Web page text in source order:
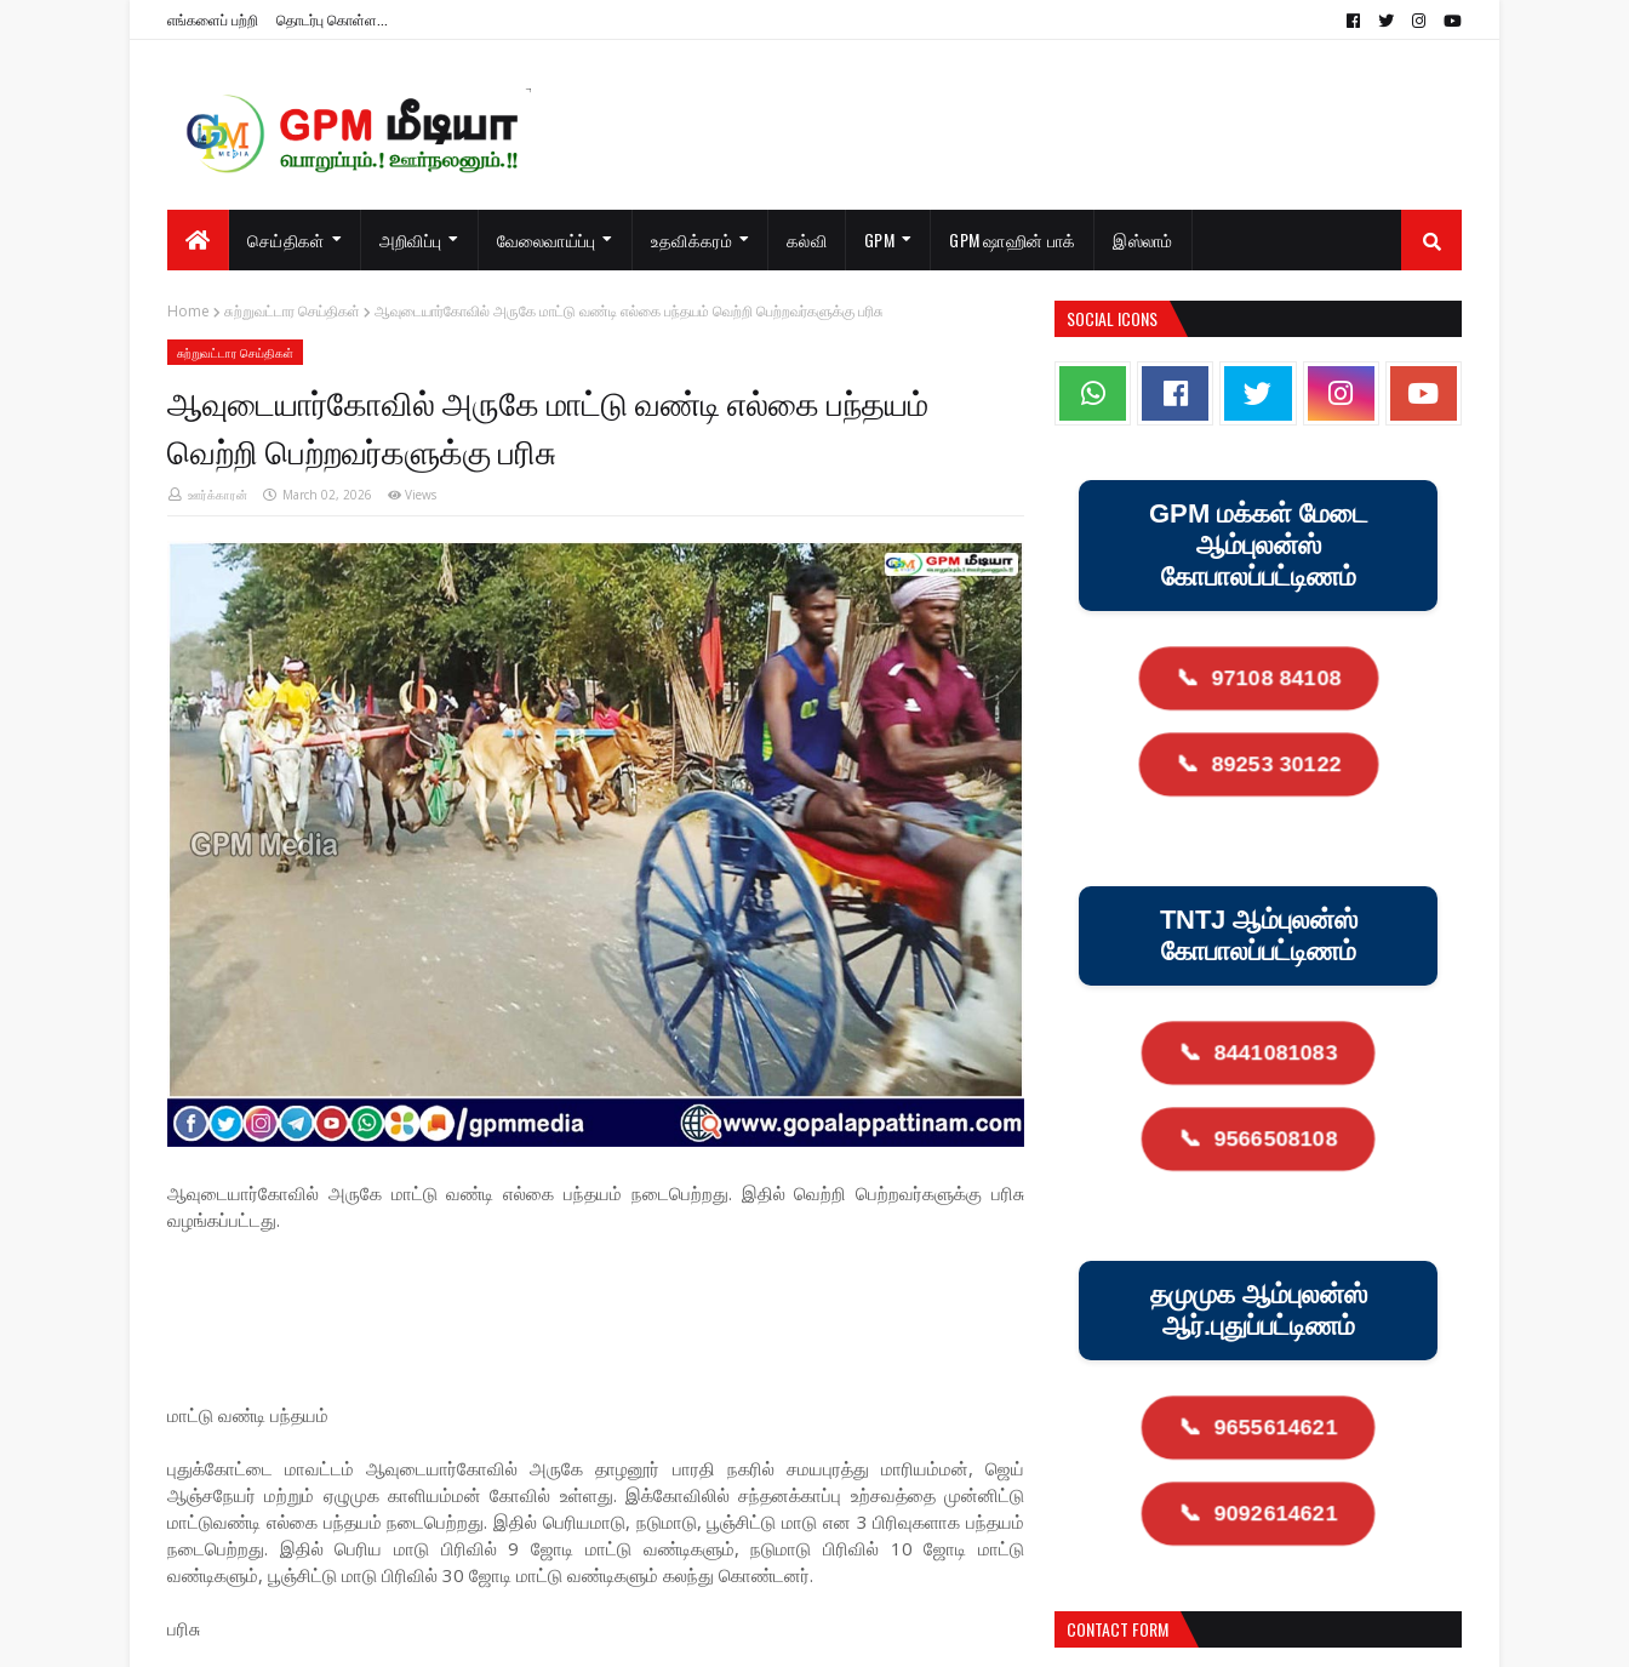
எங்களைப் பற்றி தொடர்பு கொள்ள...
செய்திகள்
அறிவிப்பு வேலைவாய்ப்பு உதவிக்கரம் கல்வி GPM GPM ஷாஹின் பாக் இஸ்லாம்
Home சுற்றுவட்டார செய்திகள் ஆவுடையார்கோவில் அருகே மாட்டு வண்டி எல்கை பந்தயம் வெற்றி பெற்றவர்களுக்கு பரிசு
சுற்றுவட்டார செய்திகள்
ஆவுடையார்கோவில் அருகே மாட்டு வண்டி எல்கை பந்தயம்
வெற்றி பெற்றவர்களுக்கு பரிசு
ஊர்க்காரன் March 02, 2026 Views
ஆவுடையார்கோவில் அருகே மாட்டு வண்டி எல்கை பந்தயம் நடைபெற்றது. இதில் வெற்றி பெற்றவர்களுக்கு பரிசு
வழங்கப்பட்டது.
மாட்டு வண்டி பந்தயம்
புதுக்கோட்டை மாவட்டம் ஆவுடையார்கோவில் அருகே தாழனூர் பாரதி நகரில் சமயபுரத்து மாரியம்மன், ஜெய்
ஆஞ்சநேயர் மற்றும் ஏழுமுக காளியம்மன் கோவில் உள்ளது. இக்கோவிலில் சந்தனக்காப்பு உற்சவத்தை முன்னிட்டு
மாட்டுவண்டி எல்கை பந்தயம் நடைபெற்றது. இதில் பெரியமாடு, நடுமாடு, பூஞ்சிட்டு மாடு என 3 பிரிவுகளாக பந்தயம்
நடைபெற்றது. இதில் பெரிய மாடு பிரிவில் 9 ஜோடி மாட்டு வண்டிகளும், நடுமாடு பிரிவில் 10 ஜோடி மாட்டு
வண்டிகளும், பூஞ்சிட்டு மாடு பிரிவில் 30 ஜோடி மாட்டு வண்டிகளும் கலந்து கொண்டனர்.
பரிசு
SOCIAL ICONS
GPM மக்கள் மேடை
ஆம்புலன்ஸ்
கோபாலப்பட்டிணம்
📞 97108 84108
📞 89253 30122
TNTJ ஆம்புலன்ஸ்
கோபாலப்பட்டிணம்
📞 8441081083
📞 9566508108
தமுமுக ஆம்புலன்ஸ்
ஆர்.புதுப்பட்டிணம்
📞 9655614621
📞 9092614621
CONTACT FORM